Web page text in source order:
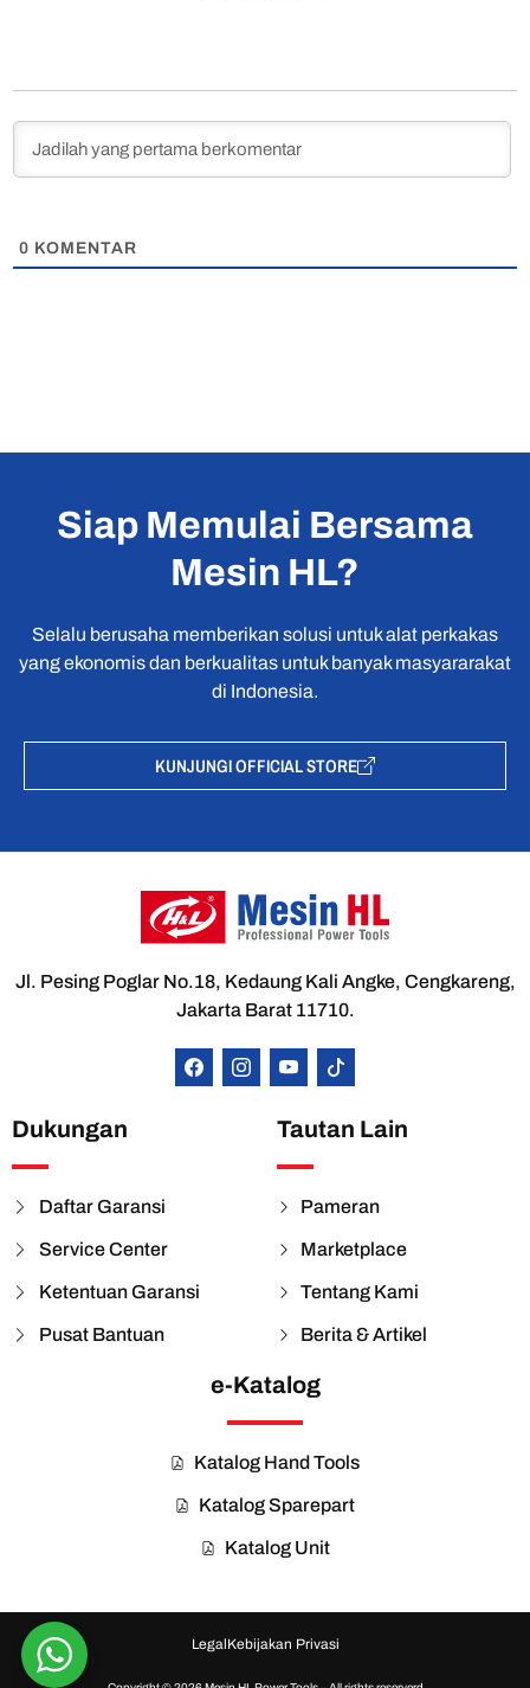
0 KOMENTAR
Siap Memulai Bersama
Mesin HL?
Selalu berusaha memberikan solusi untuk alat perkakas
yang ekonomis dan berkualitas untuk banyak masyararakat
di Indonesia.
KUNJUNGI OFFICIAL STORE
Jl. Pesing Poglar No.18, Kedaung Kali Angke, Cengkareng,
Jakarta Barat 11710.
Dukungan
Daftar Garansi
Service Center
Ketentuan Garansi
Pusat Bantuan
Tautan Lain
Pameran
Marketplace
Tentang Kami
Berita & Artikel
e-Katalog
Katalog Hand Tools
Katalog Sparepart
Katalog Unit
LegalKebijakan Privasi